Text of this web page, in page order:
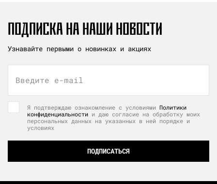
ПОДПИСКА НА НАШИ НОВОСТИ
Узнавайте первыми о новинках и акциях
Введите e-mail
Я подтверждаю ознакомление с условиями Политики
конфиденциальности и даю согласие на обработку моих
персональных данных на указанных в ней порядке и
условиях
ПОДПИСАТЬСЯ